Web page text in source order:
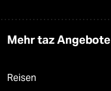
Mehr taz Angebote
Reisen